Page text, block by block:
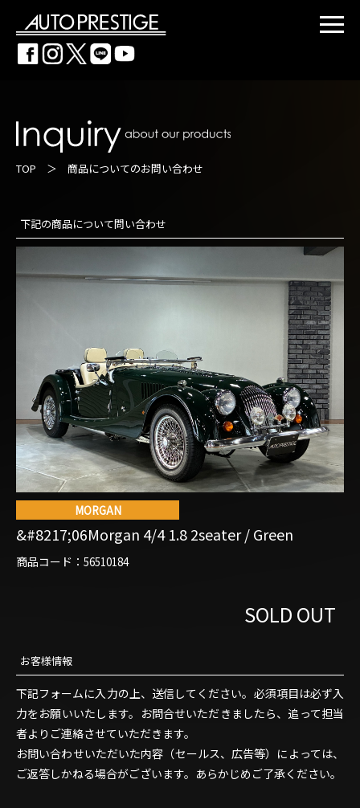
TOP ＞ 商品についてのお問い合わせ
下記の商品について問い合わせ
商品コード：
お客様情報
下記フォームに入力の上、送信してください。必須項目は必ず入
力をお願いいたします。お問合せいただきましたら、追って担当
者よりご連絡させていただきます。
お問い合わせいただいた内容（セールス、広告等）によっては、
ご返答しかねる場合がございます。あらかじめご了承ください。